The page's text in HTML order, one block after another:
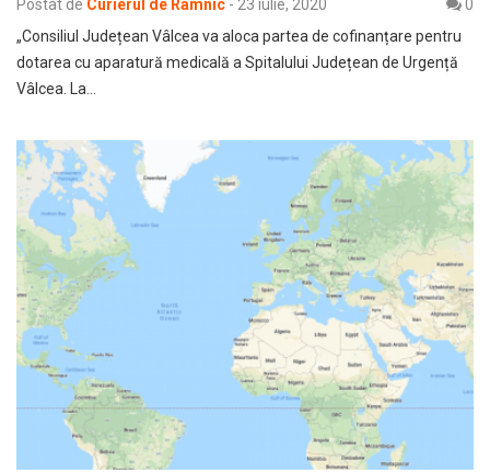
Postat de Curierul de Râmnic - 23 iulie, 2020
0
„Consiliul Județean Vâlcea va aloca partea de cofinanțare pentru
dotarea cu aparatură medicală a Spitalului Județean de Urgență
Vâlcea. La…